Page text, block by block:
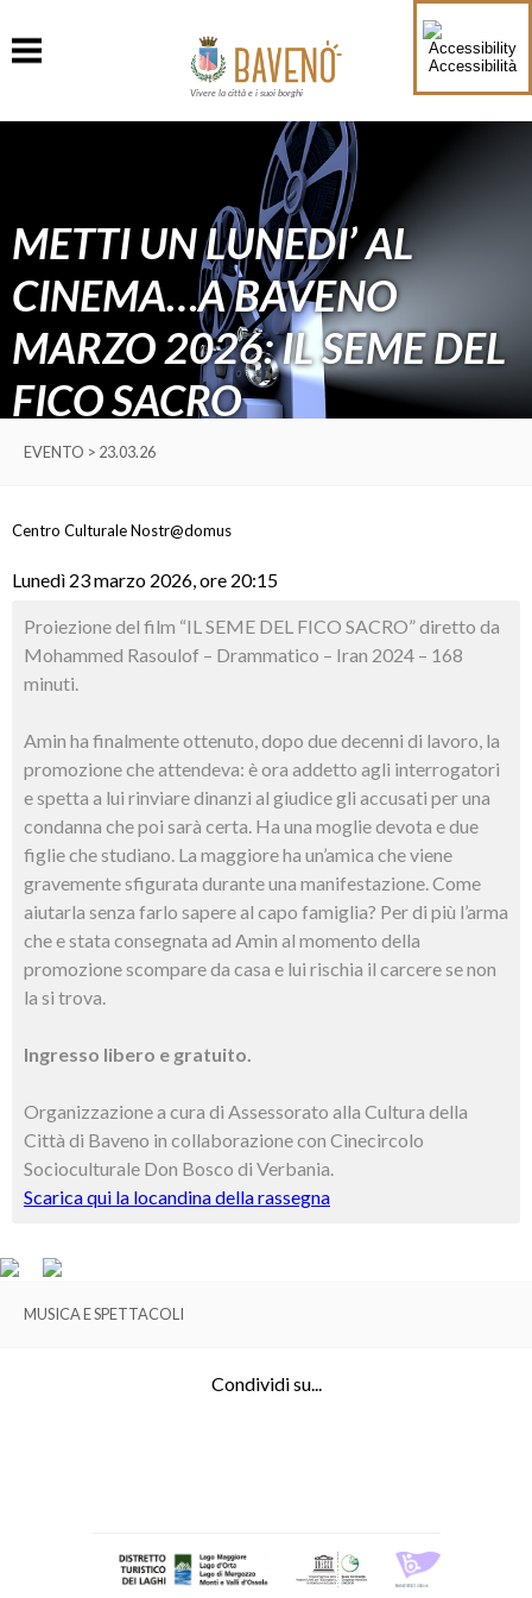
Accessibilità
Vivere la città e i suoi borghi
METTI UN LUNEDI’ AL
CINEMA…A BAVENO
MARZO 2026: IL SEME DEL
FICO SACRO
EVENTO > 23.03.26
Centro Culturale Nostr@domus
Lunedì 23 marzo 2026, ore 20:15
Proiezione del film “IL SEME DEL FICO SACRO” diretto da
Mohammed Rasoulof – Drammatico – Iran 2024 – 168
minuti.
Amin ha finalmente ottenuto, dopo due decenni di lavoro, la
promozione che attendeva: è ora addetto agli interrogatori
e spetta a lui rinviare dinanzi al giudice gli accusati per una
condanna che poi sarà certa. Ha una moglie devota e due
figlie che studiano. La maggiore ha un’amica che viene
gravemente sfigurata durante una manifestazione. Come
aiutarla senza farlo sapere al capo famiglia? Per di più l’arma
che e stata consegnata ad Amin al momento della
promozione scompare da casa e lui rischia il carcere se non
la si trova.
Ingresso libero e gratuito.
Organizzazione a cura di Assessorato alla Cultura della
Città di Baveno in collaborazione con Cinecircolo
Socioculturale Don Bosco di Verbania.
Scarica qui la locandina della rassegna
MUSICA E SPETTACOLI
Condividi su...